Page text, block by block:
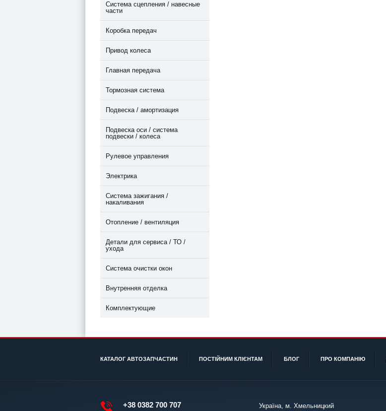
Система сцепления / навесные
части
Коробка передач
Привод колеса
Главная передача
Тормозная система
Подвеска / амортизация
Подвеска оси / система
подвески / колеса
Рулевое управления
Электрика
Система зажигания /
накаливания
Отопление / вентиляция
Детали для сервиса / ТО /
ухода
Система очистки окон
Внутренняя отделка
Комплектующие
КАТАЛОГ АВТОЗАПЧАСТИН ПОСТІЙНИМ КЛІЄНТАМ БЛОГ ПРО КОМПАНІЮ
+38 0382 700 707
Україна, м. Хмельницкий